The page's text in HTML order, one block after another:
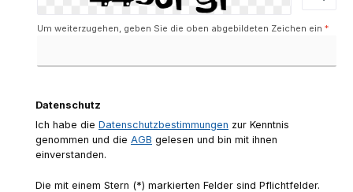
Um weiterzugehen, geben Sie die oben abgebildeten Zeichen ein *
Datenschutz
Ich habe die Datenschutzbestimmungen zur Kenntnis
genommen und die AGB gelesen und bin mit ihnen
einverstanden.
Die mit einem Stern (*) markierten Felder sind Pflichtfelder.